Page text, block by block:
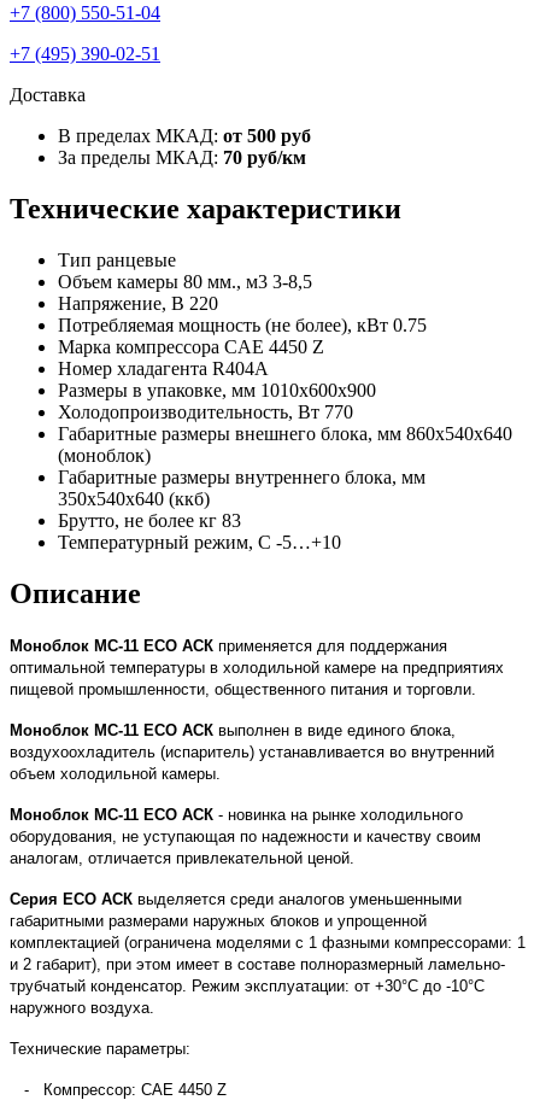
+7 (800) 550-51-04
+7 (495) 390-02-51
Доставка
В пределах МКАД: от 500 руб
За пределы МКАД: 70 руб/км
Технические характеристики
Тип ранцевые
Объем камеры 80 мм., м3 3-8,5
Напряжение, В 220
Потребляемая мощность (не более), кВт 0.75
Марка компрессора СAE 4450 Z
Номер хладагента R404A
Размеры в упаковке, мм 1010х600х900
Холодопроизводительность, Вт 770
Габаритные размеры внешнего блока, мм 860х540х640
(моноблок)
Габаритные размеры внутреннего блока, мм
350х540х640 (ккб)
Брутто, не более кг 83
Температурный режим, С -5…+10
Описание
Моноблок МС-11 ECO АСК применяется для поддержания
оптимальной температуры в холодильной камере на предприятиях
пищевой промышленности, общественного питания и торговли.
Моноблок МС-11 ECO АСК выполнен в виде единого блока,
воздухоохладитель (испаритель) устанавливается во внутренний
объем холодильной камеры.
Моноблок МС-11 ECO АСК - новинка на рынке холодильного
оборудования, не уступающая по надежности и качеству своим
аналогам, отличается привлекательной ценой.
Серия ECO АСК выделяется среди аналогов уменьшенными
габаритными размерами наружных блоков и упрощенной
комплектацией (ограничена моделями с 1 фазными компрессорами: 1
и 2 габарит), при этом имеет в составе полноразмерный ламельно-
трубчатый конденсатор. Режим эксплуатации: от +30°С до -10°С
наружного воздуха.
Технические параметры:
- Компрессор: СAE 4450 Z